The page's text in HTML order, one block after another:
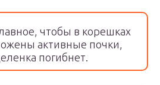
чтобы в корешках
активные почки,
погибнет.